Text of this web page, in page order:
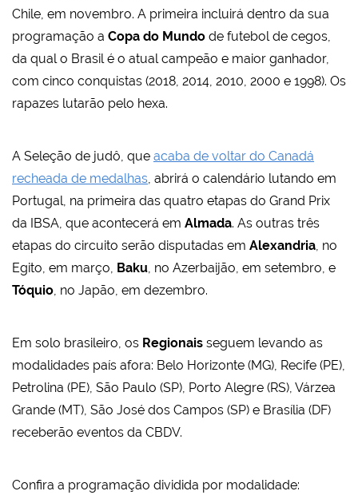
Chile, em novembro. A primeira incluirá dentro da sua
programação a Copa do Mundo de futebol de cegos,
da qual o Brasil é o atual campeão e maior ganhador,
com cinco conquistas (2018, 2014, 2010, 2000 e 1998). Os
rapazes lutarão pelo hexa.
A Seleção de judô, que acaba de voltar do Canadá
recheada de medalhas , abrirá o calendário lutando em
Portugal, na primeira das quatro etapas do Grand Prix
da IBSA, que acontecerá em Almada. As outras três
etapas do circuito serão disputadas em Alexandria , no
Egito, em março, Baku , no Azerbaijão, em setembro, e
Tóquio , no Japão, em dezembro.
Em solo brasileiro, os Regionais seguem levando as
modalidades país afora: Belo Horizonte (MG), Recife (PE),
Petrolina (PE), São Paulo (SP), Porto Alegre (RS), Várzea
Grande (MT), São José dos Campos (SP) e Brasília (DF)
receberão eventos da CBDV.
Confira a programação dividida por modalidade: